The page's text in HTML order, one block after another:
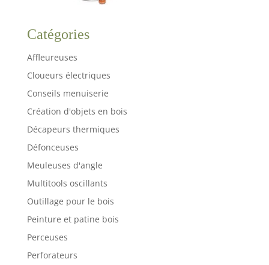
Catégories
Affleureuses
Cloueurs électriques
Conseils menuiserie
Création d'objets en bois
Décapeurs thermiques
Défonceuses
Meuleuses d'angle
Multitools oscillants
Outillage pour le bois
Peinture et patine bois
Perceuses
Perforateurs